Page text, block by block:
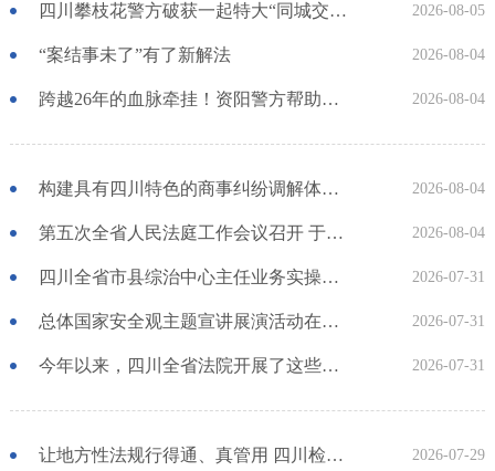
四川攀枝花警方破获一起特大“同城交友”电信网络诈骗案 2026-08-05
“案结事未了”有了新解法 2026-08-04
跨越26年的血脉牵挂！资阳警方帮助志愿军后代寻亲圆梦 2026-08-04
构建具有四川特色的商事纠纷调解体系 省法院与司法厅协同推进商事调解合作框架协议正式签订 2026-08-04
第五次全省人民法庭工作会议召开 于立军出席并讲话 2026-08-04
四川全省市县综治中心主任业务实操培训班举办 推动综治中心规范化建设运行提质增效 2026-07-31
总体国家安全观主题宣讲展演活动在成都举行 于立军出席 2026-07-31
今年以来，四川全省法院开展了这些重点工作 2026-07-31
让地方性法规行得通、真管用 四川检察机关这半年是如何做的？ 2026-07-29